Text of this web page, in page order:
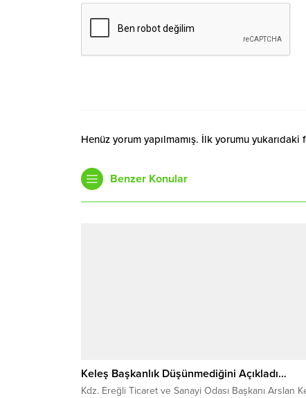
Henüz yorum yapılmamış. İlk yorumu yukarıdaki
Benzer Konular
Keleş Başkanlık Düşünmediğini Açıkladı…
Kdz. Ereğli Ticaret ve Sanayi Odası Başkanı Arslan